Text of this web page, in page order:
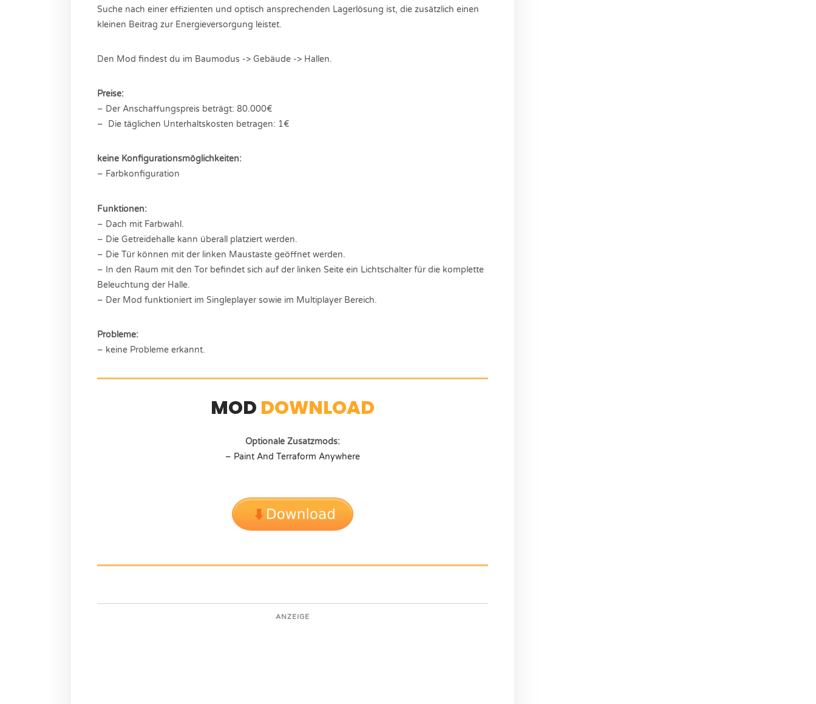
Suche nach einer effizienten und optisch ansprechenden Lagerlösung ist, die zusätzlich einen
kleinen Beitrag zur Energieversorgung leistet.
Den Mod findest du im Baumodus -> Gebäude -> Hallen.
Preise:
– Der Anschaffungspreis beträgt: 80.000€
– Die täglichen Unterhaltskosten betragen: 1€
keine Konfigurationsmöglichkeiten:
– Farbkonfiguration
Funktionen:
– Dach mit Farbwahl.
– Die Getreidehalle kann überall platziert werden.
– Die Tür können mit der linken Maustaste geöffnet werden.
– In den Raum mit den Tor befindet sich auf der linken Seite ein Lichtschalter für die komplette
Beleuchtung der Halle.
– Der Mod funktioniert im Singleplayer sowie im Multiplayer Bereich.
Probleme:
– keine Probleme erkannt.
MOD DOWNLOAD
Optionale Zusatzmods:
– Paint And Terraform Anywhere
ANZEIGE